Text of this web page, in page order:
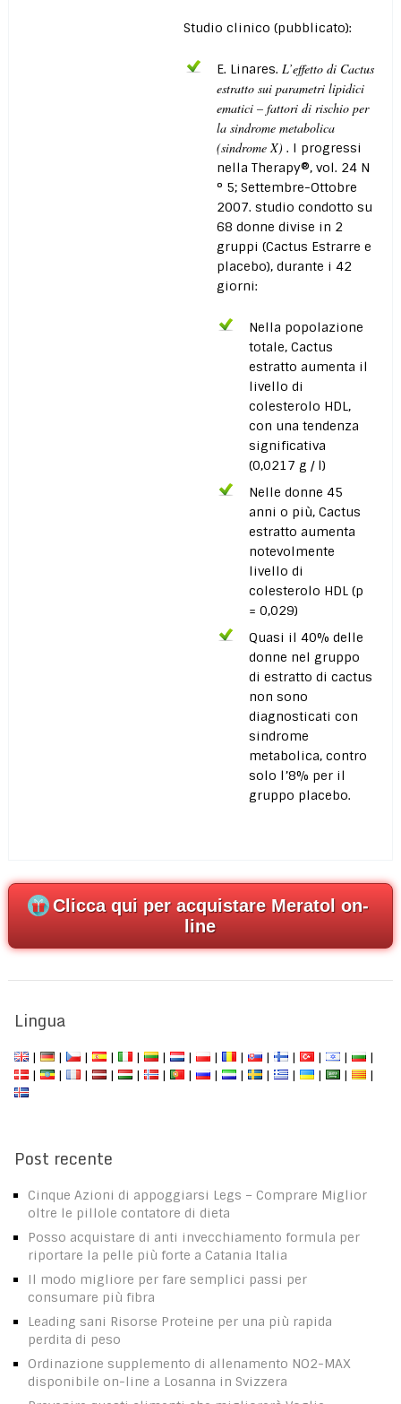
Studio clinico (pubblicato):
E. Linares. L’effetto di Cactus
estratto sui parametri lipidici
ematici – fattori di rischio per
la sindrome metabolica
(sindrome X) . I progressi
nella Therapy®, vol. 24 N
° 5; Settembre-Ottobre
2007. studio condotto su
68 donne divise in 2
gruppi (Cactus Estrarre e
placebo), durante i 42
giorni:
Nella popolazione
totale, Cactus
estratto aumenta il
livello di
colesterolo HDL,
con una tendenza
significativa
(0,0217 g / l)
Nelle donne 45
anni o più, Cactus
estratto aumenta
notevolmente
livello di
colesterolo HDL (p
= 0,029)
Quasi il 40% delle
donne nel gruppo
di estratto di cactus
non sono
diagnosticati con
sindrome
metabolica, contro
solo l’8% per il
gruppo placebo.
Clicca qui per acquistare Meratol on-
line
Lingua
| | | | | | | | | | | | |
|
|
| | | | | | | | | | | | |
Post recente
Cinque Azioni di appoggiarsi Legs – Comprare Miglior
oltre le pillole contatore di dieta
Posso acquistare di anti invecchiamento formula per
riportare la pelle più forte a Catania Italia
Il modo migliore per fare semplici passi per
consumare più fibra
Leading sani Risorse Proteine ​​per una più rapida
perdita di peso
Ordinazione supplemento di allenamento NO2-MAX
disponibile on-line a Losanna in Svizzera